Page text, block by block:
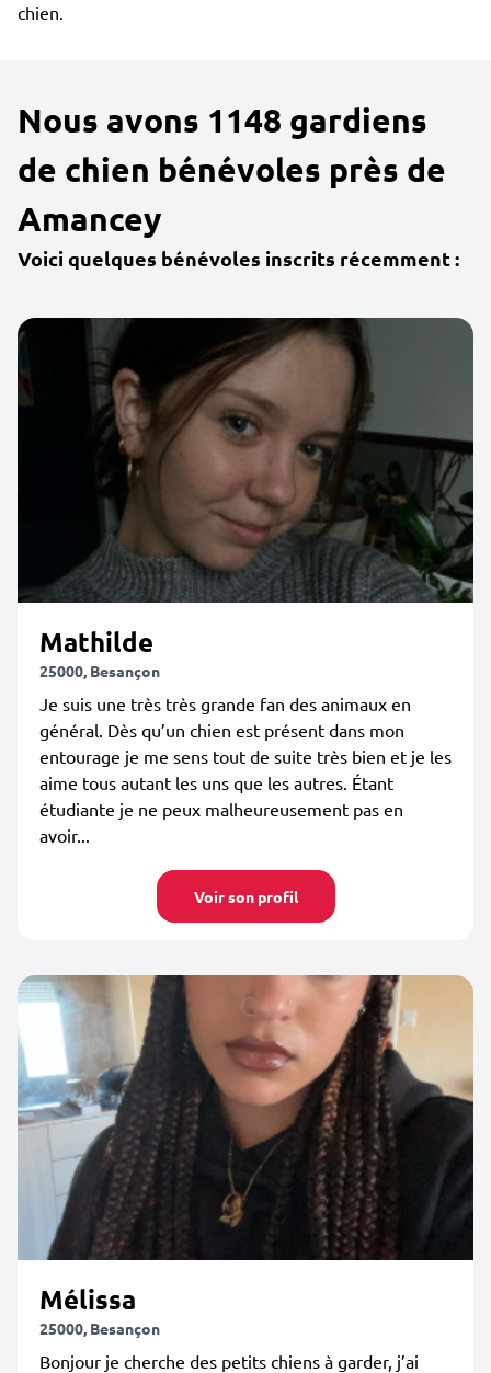
chien.
Nous avons 1148 gardiens
de chien bénévoles près de
Amancey
Voici quelques bénévoles inscrits récemment :
Mathilde
25000, Besançon
Je suis une très très grande fan des animaux en
général. Dès qu’un chien est présent dans mon
entourage je me sens tout de suite très bien et je les
aime tous autant les uns que les autres. Étant
étudiante je ne peux malheureusement pas en
avoir...
Voir son profil
Mélissa
25000, Besançon
Bonjour je cherche des petits chiens à garder, j’ai